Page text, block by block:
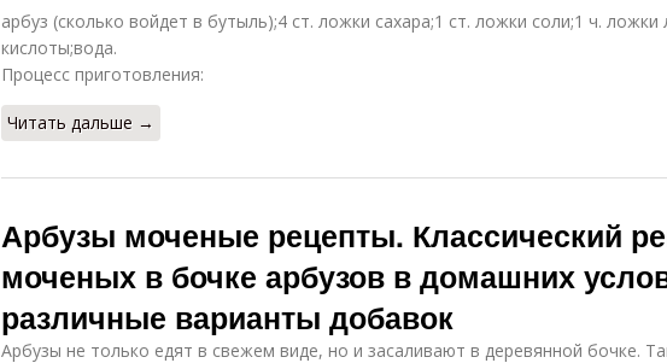
арбуз (сколько войдет в бутыль);4 ст. ложки сахара;1 ст. ложки соли;1 ч.
кислоты;вода.
Процесс приготовления:
Читать дальше →
Арбузы моченые рецепты. Классический
моченых в бочке арбузов в домашних
различные варианты добавок
Арбузы не только едят в свежем виде, но и засаливают в деревянной бочке.